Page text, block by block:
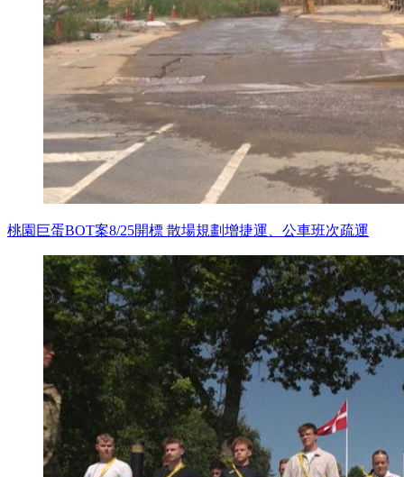
桃園巨蛋BOT案8/25開標 散場規劃增捷運、公車班次疏運